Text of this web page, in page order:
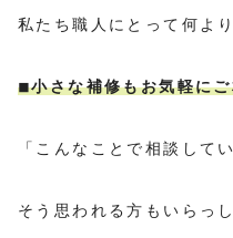
私たち職人にとって何よ
◾︎小さな補修もお気軽に
「こんなことで相談して
そう思われる方もいらっ